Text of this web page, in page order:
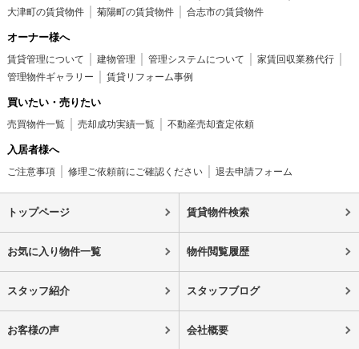
大津町の賃貸物件
菊陽町の賃貸物件 合志市の賃貸物件
オーナー様へ
賃貸管理について 建物管理 管理システムについて
家賃回収業務代行
管理物件ギャラリー
賃貸リフォーム事例
買いたい・売りたい
売買物件一覧 売却成功実績一覧 不動産売却査定依頼
入居者様へ
ご注意事項 修理ご依頼前にご確認ください 退去申請フォーム
トップページ 賃貸物件検索
お気に入り物件一覧 物件閲覧履歴
スタッフ紹介 スタッフブログ
お客様の声 会社概要